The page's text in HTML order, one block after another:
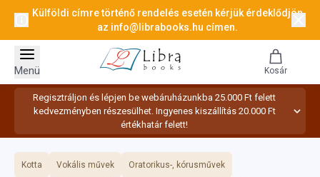
Külföldi címre történő rendelés esetén kérjük érdeklődjön
az info@librabooks.hu címen.
Regisztráljon és lépjen be webáruházunkba 25.000 Ft felett
kedvezményben részesülhet. Ingyenes kiszállítás 20.000 Ft
értékhatár felett!
Menü Kosár
Kotta Vokális művek Oratorikus-, kórusművek